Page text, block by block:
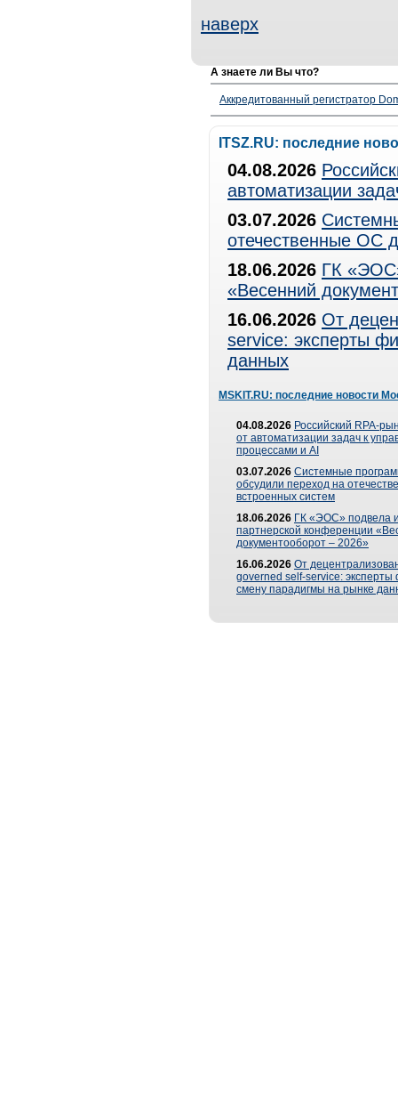
наверх
А знаете ли Вы что?
Аккредитованный регистратор
ITSZ.RU: последние
04.08.2026
автоматизации
03.07.2026
отечественные ОС
18.06.2026 ГК
«Весенний
16.06.2026 От
service: эксперты
данных
MSKIT.RU: последние новости
04.08.2026 Российский RPA-
от автоматизации задач к
процессами и AI
03.07.2026 Системные
обсудили переход на
встроенных систем
18.06.2026 ГК «ЭОС» подвела
партнерской конференции
документооборот – 2026»
16.06.2026 От
governed self-service: эксперты
смену парадигмы на рынке